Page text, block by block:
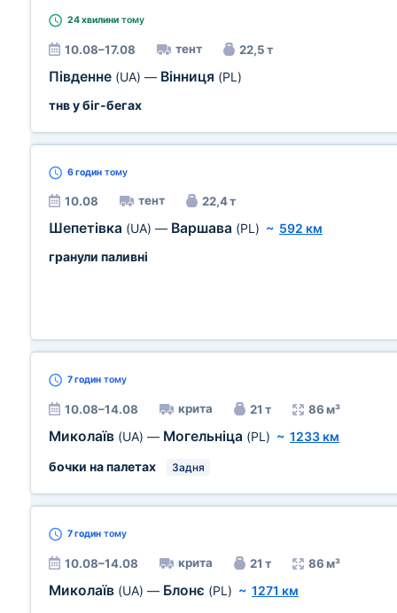
24 хвилини тому
10.08–17.08 тент 22,5 т
Південне (UA) — Вінниця (PL)
тнв у біг-бегах
6 годин тому
10.08 тент 22,4 т
Шепетівка (UA) — Варшава (PL) ~ 592 км
гранули паливні
7 годин тому
10.08–14.08 крита 21 т 86 м³
Миколаїв (UA) — Могельніца (PL) ~ 1233 км
бочки на палетах
Задня
7 годин тому
10.08–14.08 крита 21 т 86 м³
Миколаїв (UA) — Блонє (PL) ~ 1271 км